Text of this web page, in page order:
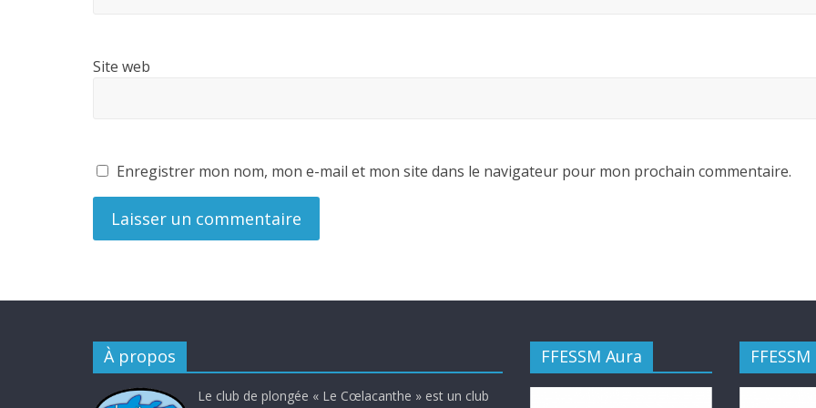
Site web
Enregistrer mon nom, mon e-mail et mon site dans le navigateur pour mon prochain commentaire.
À propos
Le club de plongée « Le Cœlacanthe » est un club
FFESSM Aura FFESSM